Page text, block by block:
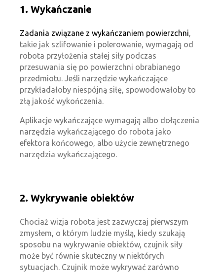
1. Wykańczanie
Zadania związane z wykańczaniem powierzchni,
takie jak szlifowanie i polerowanie, wymagają od
robota przyłożenia stałej siły podczas
przesuwania się po powierzchni obrabianego
przedmiotu. Jeśli narzędzie wykańczające
przykładałoby niespójną siłę, spowodowałoby to
złą jakość wykończenia.
Aplikacje wykańczające wymagają albo dołączenia
narzędzia wykańczającego do robota jako
efektora końcowego, albo użycie zewnętrznego
narzędzia wykańczającego.
2. Wykrywanie obiektów
Chociaż wizja robota jest zazwyczaj pierwszym
zmysłem, o którym ludzie myślą, kiedy szukają
sposobu na wykrywanie obiektów, czujnik siły
może być równie skuteczny w niektórych
sytuacjach. Czujnik może wykrywać zarówno